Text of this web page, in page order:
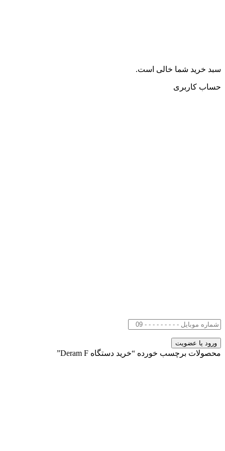
سبد خرید شما خالی است.
حساب کاربری
محصولات برچسب خورده “خرید دستگاه Deram F”